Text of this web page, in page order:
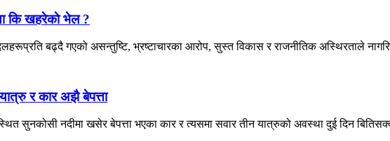
कि खहरेकाे भेल ?
बढ्दै गएको असन्तुष्टि, भ्रष्टाचारका आरोप, सुस्त विकास र राजनीतिक अस्थिरताले
र कार अझै बेपत्ता
सुनकोसी नदीमा खसेर बेपत्ता भएका कार र त्यसमा सवार तीन यात्रुको अवस्था दुई दिन